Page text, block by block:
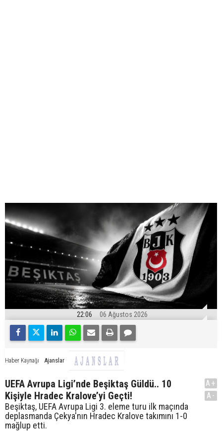
22:06 06 Ağustos 2026
Haber Kaynağı Ajanslar
UEFA Avrupa Ligi’nde Beşiktaş Güldü.. 10
Kişiyle Hradec Kralove’yi Geçti!
Beşiktaş, UEFA Avrupa Ligi 3. eleme turu ilk maçında
deplasmanda Çekya'nın Hradec Kralove takımını 1-0
mağlup etti.
A+
A-